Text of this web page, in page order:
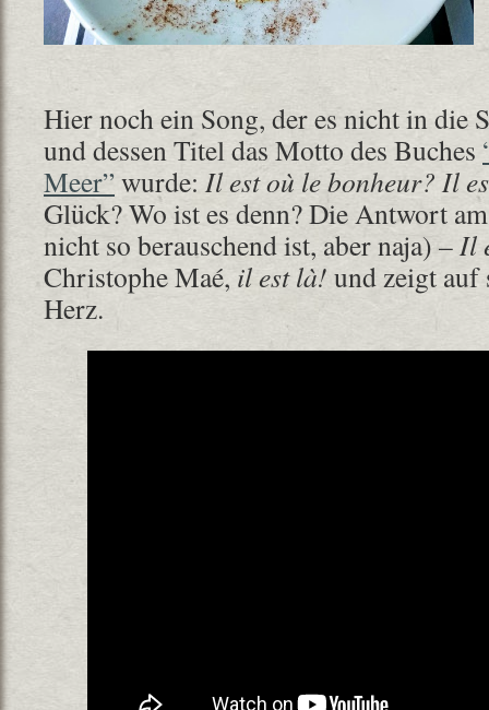
Hier noch ein Song, der es nicht in die
und dessen Titel das Motto des Buches
Meer”wurde: Il est où le bonheur? Il
Glück? Wo ist es denn? Die Antwort
nicht so berauschend ist, aber naja) – Il
Christophe Maé, il est là! und zeigt auf
Herz.